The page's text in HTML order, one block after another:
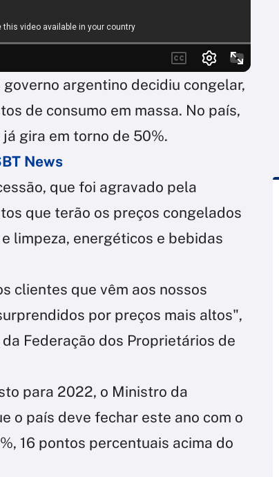
argentino decidiu congelar,
de consumo em massa. No país,
gira em torno de 50%.
News
que foi agravado pela
que terão os preços congelados
limpeza, energéticos e bebidas
clientes que vêm aos nossos
por preços mais altos",
Federação dos Proprietários de
para 2022, o Ministro da
o país deve fechar este ano com o
16 pontos percentuais acima do